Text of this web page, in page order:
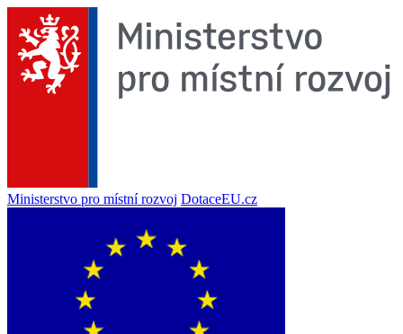
Ministerstvo pro místní rozvoj DotaceEU.cz